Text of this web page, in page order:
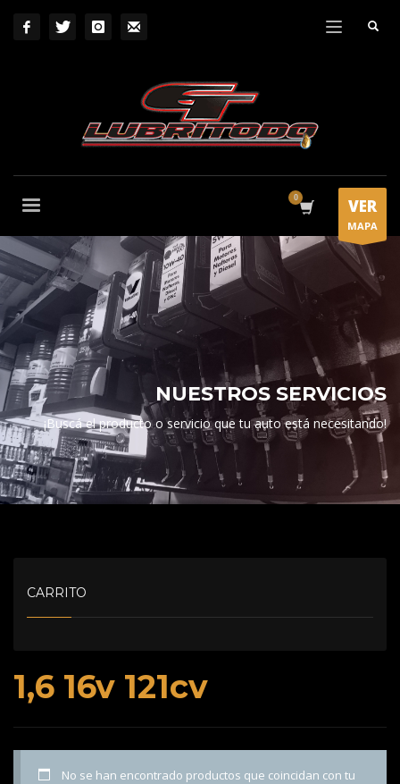
VER
MAPA
NUESTROS SERVICIOS
¡Buscá el producto o servicio que tu auto está necesitando!
1,6 16v 121cv
No se han encontrado productos que coincidan con tu
CARRITO